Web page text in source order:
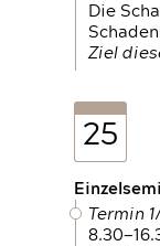
Die
Ziel
25
Termin